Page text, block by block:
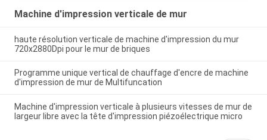
Machine d'impression verticale de mur
haute résolution verticale de machine d'impression du mur
720x2880Dpi pour le mur de briques
Programme unique vertical de chauffage d'encre de machine
d'impression de mur de Multifuncation
Machine d'impression verticale à plusieurs vitesses de mur de
largeur libre avec la tête d'impression piézoélectrique micro